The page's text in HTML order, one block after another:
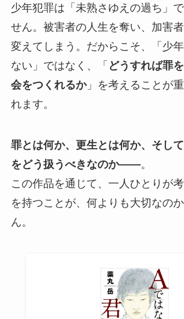
少年犯罪は「未熟さゆえの過ち」
せん。被害者の人生を奪い、加害
変えてしまう。だからこそ、「少
ない」ではなく、「 どうすれば罪
会をつくれるか」を考えることが
れます。
罪とは何か、更生とは何か、そし
をどう扱うべきなのか——。
この作品を通じて、一人ひとりが
を持つことが、何よりも大切なの
ん。